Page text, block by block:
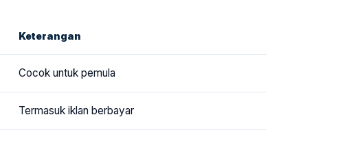
Keterangan
Cocok untuk pemula
Termasuk iklan berbayar